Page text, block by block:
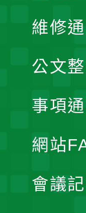
維修
公文
事項
網站
會議